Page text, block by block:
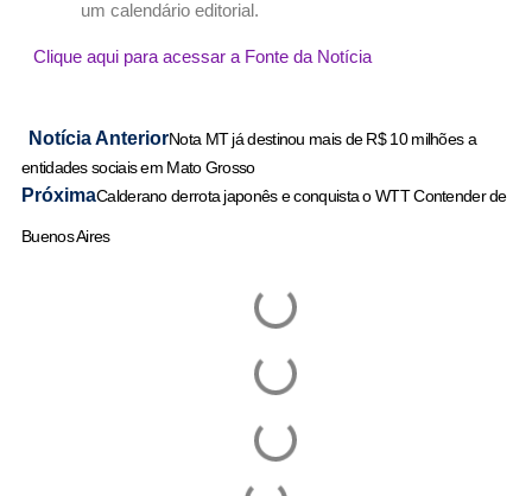
um calendário editorial.
Clique aqui para acessar a Fonte da Notícia
Notícia AnteriorNota MT já destinou mais de R$ 10 milhões a
entidades sociais em Mato Grosso
PróximaCalderano derrota japonês e conquista o WTT Contender de
Buenos Aires